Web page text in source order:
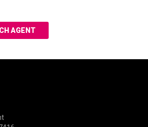
AGENT